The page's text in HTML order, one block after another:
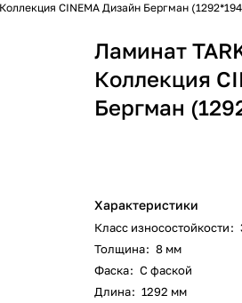
CINEMA Дизайн Бергман
Ламинат
Коллекция
Бергман
Характеристики
Класс износостойкости:
Толщина: 8 мм
Фаска: С фаской
Длина: 1292 мм